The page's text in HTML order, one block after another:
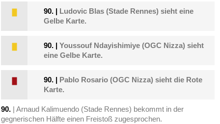
90. | Ludovic Blas (Stade Rennes) sieht eine
Gelbe Karte.
90. |Youssouf Ndayishimiye (OGC Nizza) sieht
eine Gelbe Karte.
90. | Pablo Rosario (OGC Nizza) sieht die Rote
Karte.
90. | Arnaud Kalimuendo (Stade Rennes) bekommt in der
gegnerischen Hälfte einen Freistoß zugesprochen.